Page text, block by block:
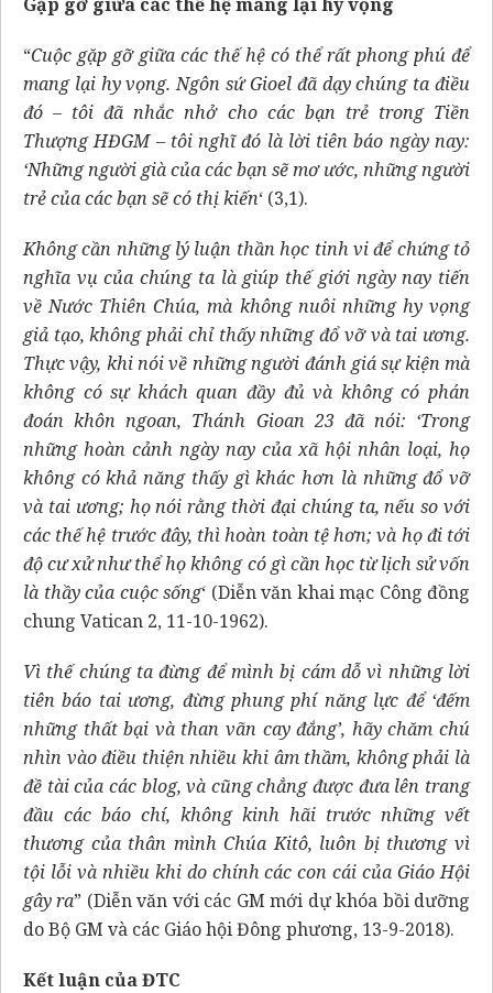
“Cuộc gặp gỡ giữa các thế hệ có thể rất phong phú để
mang lại hy vọng. Ngôn sứ Gioel đã dạy chúng ta điều
đó – tôi đã nhắc nhở cho các bạn trẻ trong Tiền
Thượng HĐGM – tôi nghĩ đó là lời tiên báo ngày nay:
‘Những người già của các bạn sẽ mơ ước, những người
trẻ của các bạn sẽ có thị kiến‘ (3,1).
Không cần những lý luận thần học tinh vi để chứng tỏ
nghĩa vụ của chúng ta là giúp thế giới ngày nay tiến
về Nước Thiên Chúa, mà không nuôi những hy vọng
giả tạo, không phải chỉ thấy những đổ vỡ và tai ương.
Thực vậy, khi nói về những người đánh giá sự kiện mà
không có sự khách quan đầy đủ và không có phán
đoán khôn ngoan, Thánh Gioan 23 đã nói: ‘Trong
những hoàn cảnh ngày nay của xã hội nhân loại, họ
không có khả năng thấy gì khác hơn là những đổ vỡ
và tai ương; họ nói rằng thời đại chúng ta, nếu so với
các thế hệ trước đây, thì hoàn toàn tệ hơn; và họ đi tới
độ cư xử như thể họ không có gì cần học từ lịch sử vốn
là thầy của cuộc sống‘ (Diễn văn khai mạc Công đồng
chung Vatican 2, 11-10-1962).
Vì thế chúng ta đừng để mình bị cám dỗ vì những lời
tiên báo tai ương, đừng phung phí năng lực để ‘đếm
những thất bại và than vãn cay đắng’, hãy chăm chú
nhìn vào điều thiện nhiều khi âm thầm, không phải là
đề tài của các blog, và cũng chẳng được đưa lên trang
đầu các báo chí, không kinh hãi trước những vết
thương của thân mình Chúa Kitô, luôn bị thương vì
tội lỗi và nhiều khi do chính các con cái của Giáo Hội
gây ra” (Diễn văn với các GM mới dự khóa bồi dưỡng
do Bộ GM và các Giáo hội Đông phương, 13-9-2018).
Kết luận của ĐTC